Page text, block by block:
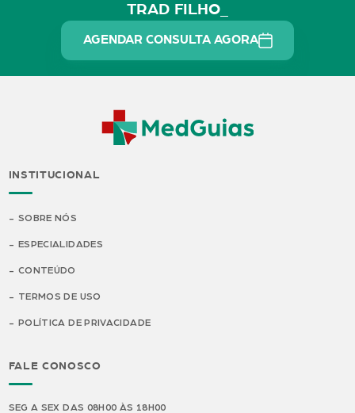
TRAD FILHO_
AGENDAR CONSULTA AGORA
INSTITUCIONAL
SOBRE NÓS
ESPECIALIDADES
CONTEÚDO
TERMOS DE USO
POLÍTICA DE PRIVACIDADE
FALE CONOSCO
SEG A SEX DAS 08H00 ÀS 18H00